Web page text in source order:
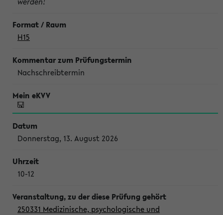
H15
Nachschreibtermin
Donnerstag, 13. August 2026
10-12
250331 Medizinische, psychologische und